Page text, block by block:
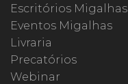
Escritórios Migalhas
Eventos Migalhas
Livraria
Precatórios
Webinar